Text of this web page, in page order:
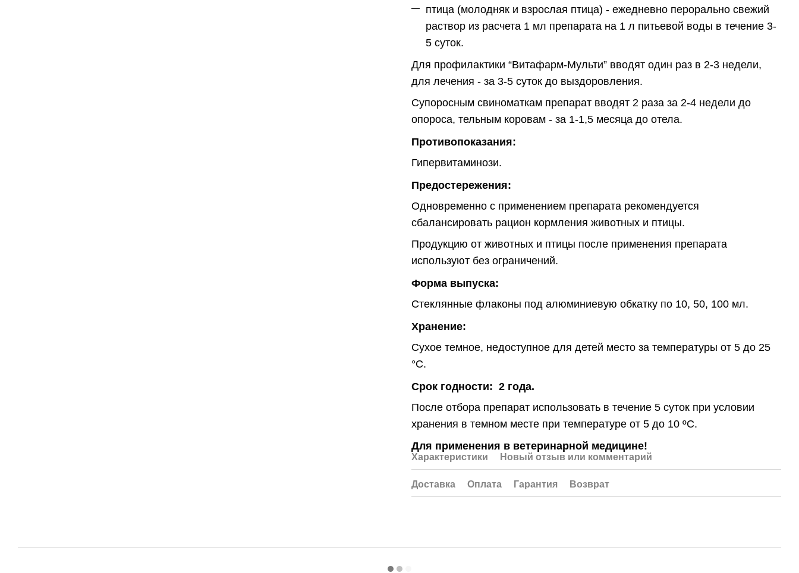
птица (молодняк и взрослая птица) - ежедневно перорально свежий
раствор из расчета 1 мл препарата на 1 л питьевой воды в течение 3-
5 суток.
Для профилактики “Витафарм-Мульти” вводят один раз в 2-3 недели,
для лечения - за 3-5 суток до выздоровления.
Супоросным свиноматкам препарат вводят 2 раза за 2-4 недели до
опороса, тельным коровам - за 1-1,5 месяца до отела.
Противопоказания:
Гипервитаминози.
Предостережения:
Одновременно с применением препарата рекомендуется
сбалансировать рацион кормления животных и птицы.
Продукцию от животных и птицы после применения препарата
используют без ограничений.
Форма выпуска:
Стеклянные флаконы под алюминиевую обкатку по 10, 50, 100 мл.
Хранение:
Сухое темное, недоступное для детей место за температуры от 5 до 25
°С.
Срок годности: 2 года.
После отбора препарат использовать в течение 5 суток при условии
хранения в темном месте при температуре от 5 до 10 ºС.
Для применения в ветеринарной медицине!
Характеристики Новый отзыв или комментарий
Доставка Оплата Гарантия Возврат